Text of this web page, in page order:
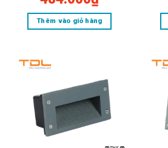
Công suất: 3W
gốc
là:
hiện
tại
Thêm vào giỏ hàng